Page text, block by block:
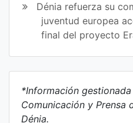
Dénia refuerza su
juventud europea
final del proyecto
*Información
Comunicación y Prensa
Dénia.